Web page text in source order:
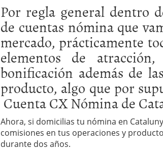
Por regla general dentro
de cuentas nómina que
mercado, prácticamente
elementos de
bonificación además de
producto, algo que por
Cuenta CX Nómina de
Ahora, si domicilias tu nómina en
comisiones en tus operaciones y
durante dos años.